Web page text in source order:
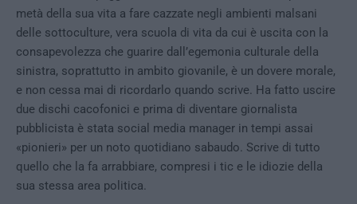
metà della sua vita a fare cazzate negli ambienti malsani
delle sottoculture, vera scuola di vita da cui è uscita con la
consapevolezza che guarire dall’egemonia culturale della
sinistra, soprattutto in ambito giovanile, è un dovere morale,
e non cessa mai di ricordarlo quando scrive. Ha fatto uscire
due dischi cacofonici e prima di diventare giornalista
pubblicista è stata social media manager in tempi assai
«pionieri» per un noto quotidiano sabaudo. Scrive di tutto
quello che la fa arrabbiare, compresi i tic e le idiozie della
sua stessa area politica.